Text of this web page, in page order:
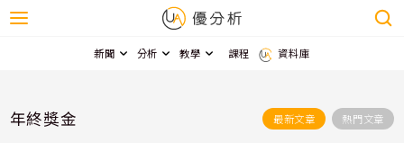
新聞 分析 教學 課程 資料庫
年終獎金 最新文章 熱門文章